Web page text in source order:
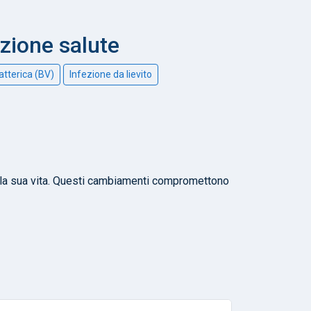
salute
(BV) Infezione da lievito
sua vita. Questi cambiamenti compromettono